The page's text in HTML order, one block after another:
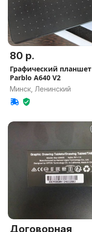
80 р.
Графический планшет
Parblo A640 V2
Минск, Ленинский
Договорная